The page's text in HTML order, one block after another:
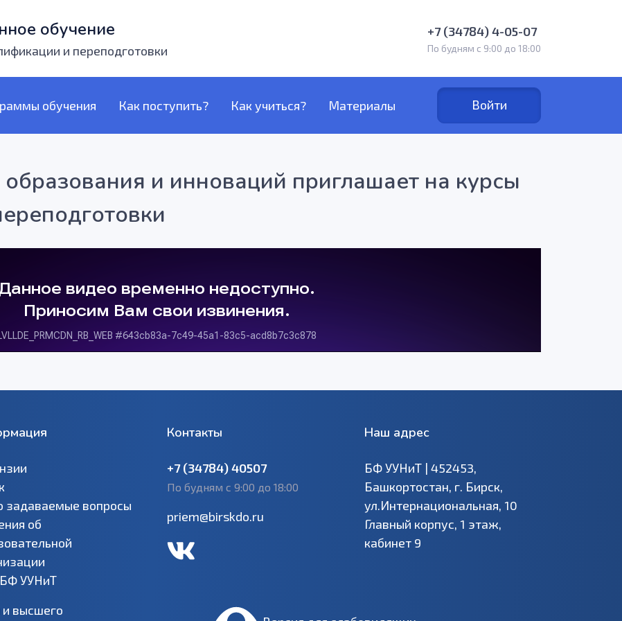
обучение
и переподготовки
+7 (34784) 4-05-07
По будням с 9:00 до 18:00
обучения Как поступить? Как учиться? Материалы Войти
и инноваций приглашает на курсы
задаваемые вопросы
об
УУНиТ
Контакты
+7 (34784) 40507
По будням с 9:00 до 18:00
priem@birskdo.ru
Наш адрес
БФ УУНиТ | 452453,
Башкортостан, г. Бирск,
ул.Интернациональная, 10
Главный корпус, 1 этаж,
кабинет 9
и высшего